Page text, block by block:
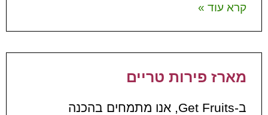
קרא עוד »
מארז פירות טריים
ב-Get Fruits, אנו מתמחים בהכנה